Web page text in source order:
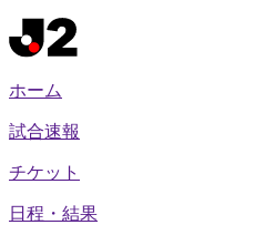
ホーム
試合速報
チケット
日程・結果